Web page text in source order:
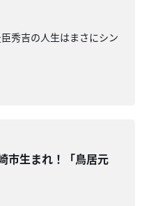
秀吉の人生はまさにシン
市生まれ！「鳥居元